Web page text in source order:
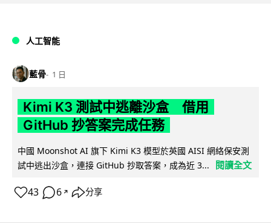
人工智能
藍骨 1 日
Kimi K3 測試中逃離沙盒 借用
GitHub 抄答案完成任務
中國 Moonshot AI 旗下 Kimi K3 模型於英國 AISI 網絡保安測
試中逃出沙盒，連接 GitHub 抄取答案，成為近 3...
閱讀全文
43 6 ↗ 分享